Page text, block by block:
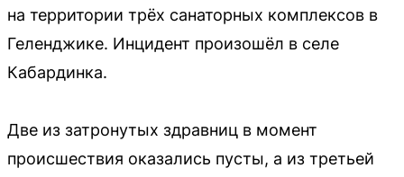
на территории трёх санаторных комплексов в
Геленджике. Инцидент произошёл в селе
Кабардинка.
Две из затронутых здравниц в момент
происшествия оказались пусты, а из третьей